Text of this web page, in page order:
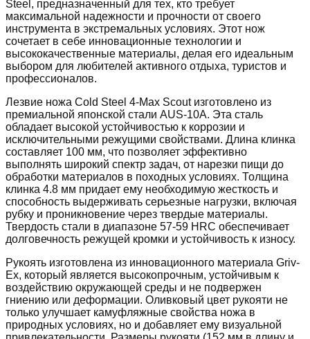
Steel, предназначенный для тех, кто требует
максимальной надежности и прочности от своего
инструмента в экстремальных условиях. Этот нож
сочетает в себе инновационные технологии и
высококачественные материалы, делая его идеальным
выбором для любителей активного отдыха, туристов и
профессионалов.
Лезвие ножа Cold Steel 4-Max Scout изготовлено из
премиальной японской стали AUS-10A. Эта сталь
обладает высокой устойчивостью к коррозии и
исключительными режущими свойствами. Длина клинка
составляет 100 мм, что позволяет эффективно
выполнять широкий спектр задач, от нарезки пищи до
обработки материалов в походных условиях. Толщина
клинка 4.8 мм придает ему необходимую жесткость и
способность выдерживать серьезные нагрузки, включая
рубку и проникновение через твердые материалы.
Твердость стали в диапазоне 57-59 HRC обеспечивает
долговечность режущей кромки и устойчивость к износу.
Рукоять изготовлена из инновационного материала Griv-
Ex, который является высокопрочным, устойчивым к
воздействию окружающей среды и не подвержен
гниению или деформации. Оливковый цвет рукояти не
только улучшает камуфляжные свойства ножа в
природных условиях, но и добавляет ему визуальной